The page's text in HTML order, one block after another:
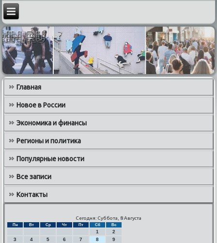
Главная
Новое в России
Экономика и финансы
Регионы и политика
Популярные новости
Все записи
Контакты
Сегодня: Суббота, 8 Августа
Пн Вт Ср Чт Пт Сб Вс
1
2
3
4 5 6 7 8
9